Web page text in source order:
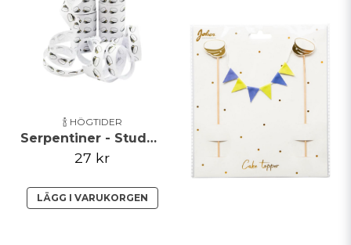
🍾 HÖGTIDER
Serpentiner - Studentmössor - 2-pack
27 kr
LÄGG I VARUKORGEN